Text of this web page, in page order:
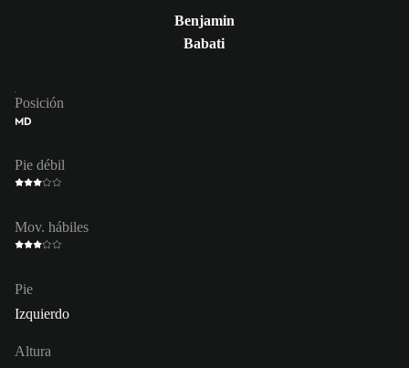
Benjamin
Babati
Posición
MD
Pie débil
Mov. hábiles
Pie
Izquierdo
Altura